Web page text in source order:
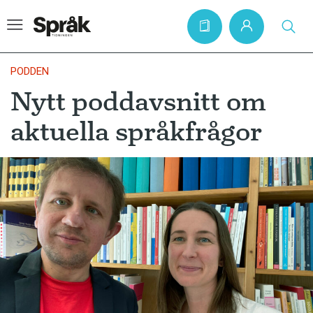
Hem
Artiklar
Krönikor
Språkfrågor
Skrivtips
Bokrecensioner
Kviss
Podden
PODDEN
Nytt poddavsnitt om
aktuella språkfrågor